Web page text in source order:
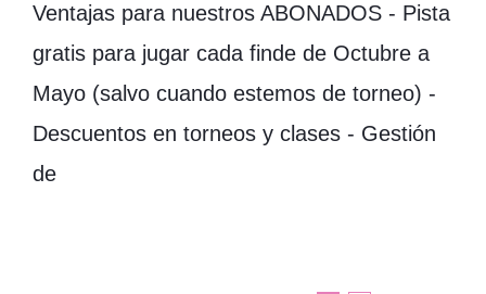
Ventajas para nuestros ABONADOS - Pista
gratis para jugar cada finde de Octubre a
Mayo (salvo cuando estemos de torneo) -
Descuentos en torneos y clases - Gestión
de